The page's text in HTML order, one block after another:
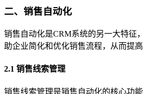
二、销售自动化
销售自动化是CRM系统的另一大特征
助企业简化和优化销售流程，从而提
2.1 销售线索管理
销售线索管理是销售自动化的核心功